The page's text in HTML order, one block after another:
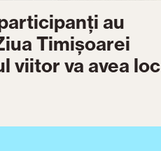
au
Timișoarei
viitor va avea loc